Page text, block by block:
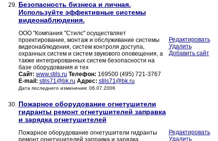
29. Безопасность бизнеса и личная.
Используйте эффективные системы
видеонаблюдения.
ООО "Компания "Стилс" осуществляет
проектирование, монтаж и обслуживание системы
видеонаблюдения, систем контроля доступа,
охранных систем и систем звукового оповещения, а
также интегрированных систем безопасности на
базе оборудования и тех
Сайт: www.stils.ru Телефон: 169500 (495) 721-3767
E-mail: stils71@bk.ru Адрес: stils71@bk.ru
Дата последнего изменения: 06.07.2006
Редактировать
Удалить
Добавить сайт
30. Пожарное оборудование огнетушители
гидранты ремонт огнетушителей заправка
и зарядка огнетушителей
Пожарное оборудование огнетушители гидранты
ремонт огнетушителей заправка и зарядка
Редактировать
Удалить